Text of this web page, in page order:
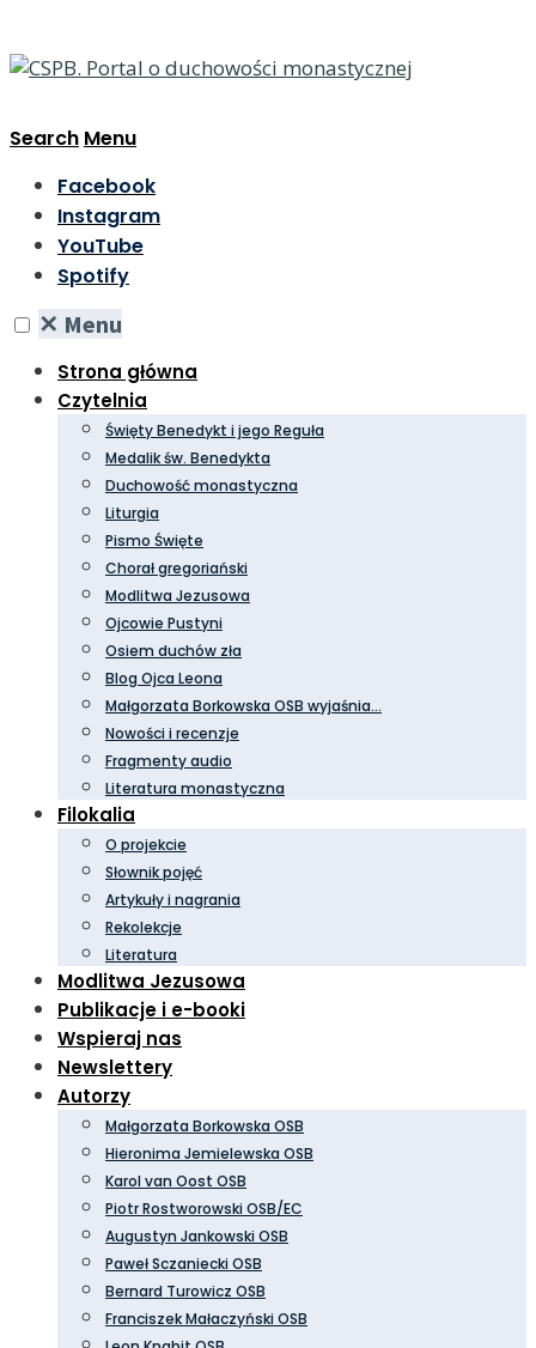
Search Menu
Facebook
Instagram
YouTube
Spotify
✕ Menu
Strona główna
Czytelnia
Święty Benedykt i jego Reguła
Medalik św. Benedykta
Duchowość monastyczna
Liturgia
Pismo Święte
Chorał gregoriański
Modlitwa Jezusowa
Ojcowie Pustyni
Osiem duchów zła
Blog Ojca Leona
Małgorzata Borkowska OSB wyjaśnia…
Nowości i recenzje
Fragmenty audio
Literatura monastyczna
Filokalia
O projekcie
Słownik pojęć
Artykuły i nagrania
Rekolekcje
Literatura
Modlitwa Jezusowa
Publikacje i e-booki
Wspieraj nas
Newslettery
Autorzy
Małgorzata Borkowska OSB
Hieronima Jemielewska OSB
Karol van Oost OSB
Piotr Rostworowski OSB/EC
Augustyn Jankowski OSB
Paweł Sczaniecki OSB
Bernard Turowicz OSB
Franciszek Małaczyński OSB